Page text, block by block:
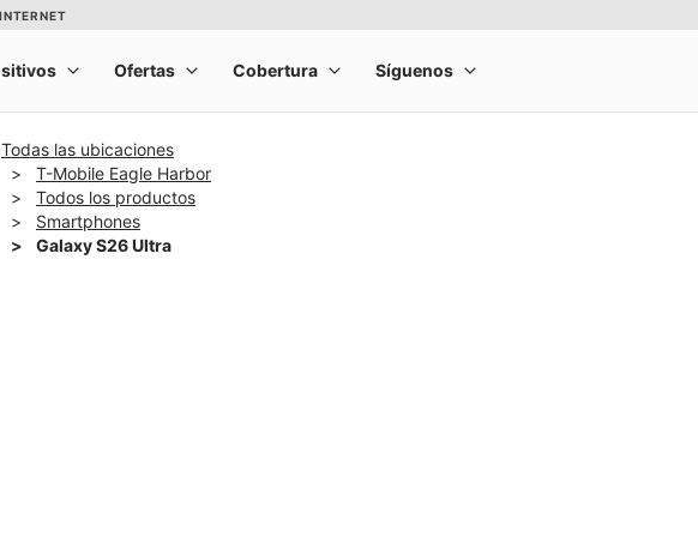
Todas las ubicaciones
T-Mobile Eagle Harbor
Todos los productos
Smartphones
Galaxy S26 Ultra